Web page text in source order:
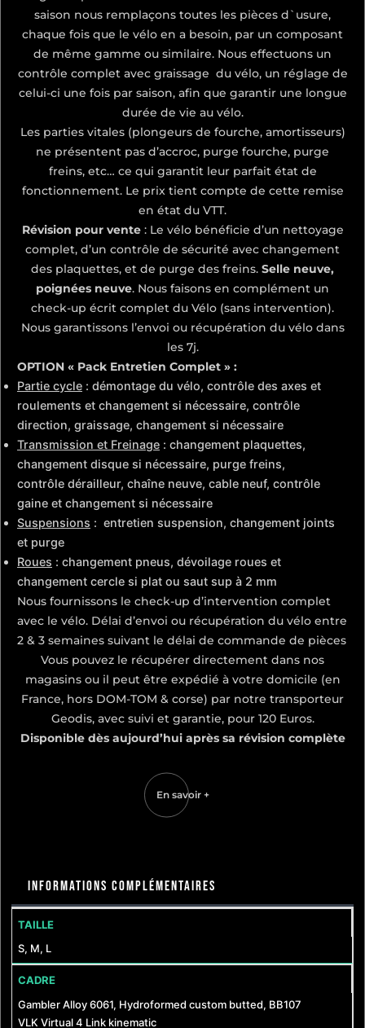
saison nous remplaçons toutes les pièces d`usure,
chaque fois que le vélo en a besoin, par un composant
de même gamme ou similaire. Nous effectuons un
contrôle complet avec graissage du vélo, un réglage de
celui-ci une fois par saison, afin que garantir une longue
durée de vie au vélo.
Les parties vitales (plongeurs de fourche, amortisseurs)
ne présentent pas d’accroc, purge fourche, purge
freins, etc… ce qui garantit leur parfait état de
fonctionnement. Le prix tient compte de cette remise
en état du VTT.
Révision pour vente : Le vélo bénéficie d’un nettoyage
complet, d’un contrôle de sécurité avec changement
des plaquettes, et de purge des freins. Selle neuve,
poignées neuve. Nous faisons en complément un
check-up écrit complet du Vélo (sans intervention).
Nous garantissons l’envoi ou récupération du vélo dans
les 7j.
OPTION « Pack Entretien Complet » :
Partie cycle : démontage du vélo, contrôle des axes et
roulements et changement si nécessaire, contrôle
direction, graissage, changement si nécessaire
Transmission et Freinage : changement plaquettes,
changement disque si nécessaire, purge freins,
contrôle dérailleur, chaîne neuve, cable neuf, contrôle
gaine et changement si nécessaire
Suspensions : entretien suspension, changement joints
et purge
Roues : changement pneus, dévoilage roues et
changement cercle si plat ou saut sup à 2 mm
Nous fournissons le check-up d’intervention complet
avec le vélo. Délai d’envoi ou récupération du vélo entre
2 & 3 semaines suivant le délai de commande de pièces
Vous pouvez le récupérer directement dans nos
magasins ou il peut être expédié à votre domicile (en
France, hors DOM-TOM & corse) par notre transporteur
Geodis, avec suivi et garantie, pour 120 Euros.
Disponible dès aujourd’hui après sa révision complète
En savoir +
Informations complémentaires
TAILLE
S, M, L
CADRE
Gambler Alloy 6061, Hydroformed custom butted, BB107
VLK Virtual 4 Link kinematic